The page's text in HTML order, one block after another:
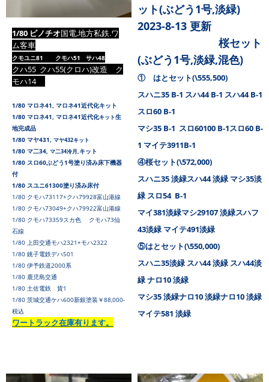
1/80 ピノチオ国電,地方私鉄.ワ
ム客車
クモユニ81 クモハ51 サハ48
クハ55 クハ55(クロハ)改造 ク
モハ14
1/80 マロネ41, マロネ41近代化キット
1/80 マロネ41, マロネ41近代化キット生
地完成品
1/80 マヤ431, マヤ432キット
1/80 マ二34, マ二34冷月,キット
1/80 スロ60ぶどう1号塗り済み床下機器
付
1/80 スユニ61300塗り済み床付
1/80 クモハ73117+クハ79928富山港線
1/80 クモハ73049+クハ79922富山港線
1/80 クモハ73359スカ色 クモハ73仙
石線
1/80 上田交通モハ2321+モハ2322
1/80 銚子電鉄デハ501
1/80 伊予鉄道2000系
1/80 鹿児島交通
1/80 土佐電鉄 貨1
1/80 茨城交通ケハ600新銀塗装￥88,000-
税込
ワートラック在庫有ります。
ット(ぶどう1号,淡緑)
2023-8-13 更新
桜セット
(ぶどう1号,淡緑,混色)
① はとセット(\555,500)
スハニ35 B-1 スハ44 B-1 スハ44 B-1
スロ60 B-1
マシ35 B-1 スロ60100 B-1スロ60 B-
1 マイテ3911B-1
④桜セット(\572,000)
スハニ35 淡緑スハ44 淡緑 マシ35淡
緑 スロ54 B-1
マイ381淡緑マシ29107 淡緑スハフ
43淡緑 マイテ491淡緑
⑤はとセット(\550,000)
スハニ35淡緑 スハ44 淡緑 スハ44淡
緑 ナロ10 淡緑
マシ35 淡緑ナロ10 淡緑ナロ10 淡緑
マイテ581 淡緑